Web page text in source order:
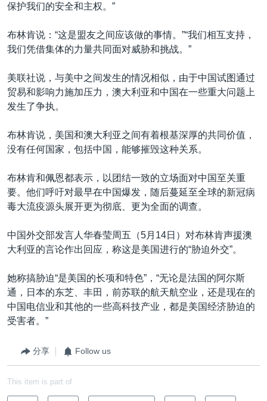
保护我们的安全和主权。”
布林肯说：“这是盟友之间应该做的事情。”“我们相互支持，
我们凭借集体的力量共同面对威胁和挑战。”
美联社说，与美中之间发生的情况相似，由于中国试图通过
贸易和影响力施加压力，澳大利亚和中国在一些重大问题上
发生了争执。
布林肯说，美国和澳大利亚之间有着根基深厚的共同价值，
没有任何国家，包括中国，能够摧毁这种关系。
布林肯和佩恩都表示，以团结一致的立场面对中国至关重
要。他们呼吁对最早在中国爆发，随后蔓延至全球的新冠病
毒大流疫源头展开更为彻底、更为全面的调查。
中国外交部发言人华春莹周五（5月14日）对布林肯声援澳
大利亚的言论作出回应，称这是美国进行的“胁迫外交”。
她称搞胁迫“是美国的长项和特色”，“无论是法国的阿尔斯
通，日本的东芝、丰田，前苏联的航天航空业，还是现在的
中国电信业和其他的一些高科技产业，都是美国经济胁迫的
受害者。”
分享 Follow us
This item is part of